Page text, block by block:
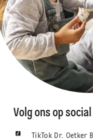
Volg ons op
TikTok Dr. Oetker